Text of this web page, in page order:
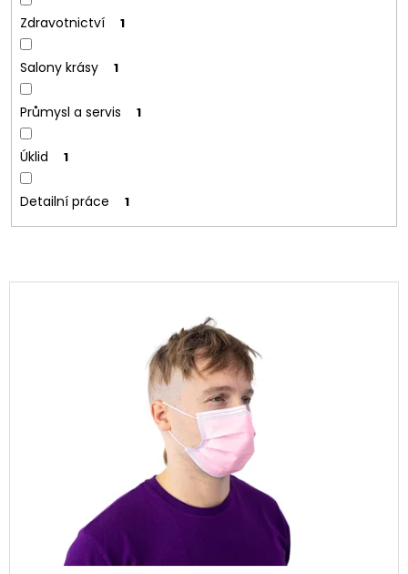
Zdravotnictví 1
Salony krásy 1
Průmysl a servis 1
Úklid 1
Detailní práce 1
V